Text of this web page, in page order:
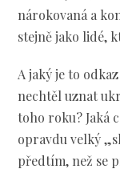
nárokovaná a
stejně jako lidé,
A jaký je to
nechtěl uznat
toho roku? Jaká
opravdu velký
předtím, než se